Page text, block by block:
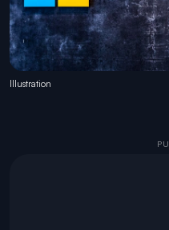
Illustration